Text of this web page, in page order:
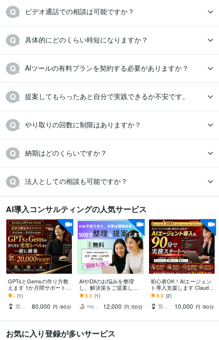
ビデオ通話での相談は可能ですか？
具体的にどのくらい時短になりますか？
AIツールの有料プランを契約する必要がありますか？
提案してもらったあと自分で実践できるか不安です。
やり取りの回数に制限はありますか？
納期はどのくらいですか？
法人としての相談も可能ですか？
AI導入コンサルティングの人気サービス
GPTsとGemsの作り方教
えます 1か月間サポート！
初心者でも1か月間で実用
レベルへ
- (1)
賢者企画
80,000 円 /90分
AIやDXのお悩みを整理
し、解決策をご提案しま
す AI導入の「何から始め
ればいい？」経営・現場
目線で整理します
5.0 (1)
mames｜起業・副業支援×AIDX設計
12,000 円 /50分
初心者OK！AIエージェン
ト導入支援します Claude
Claude、Codex、Cursor
など
5.0 (2)
賢者企画
10,000 円 /90分
お気に入り登録が多いサービス